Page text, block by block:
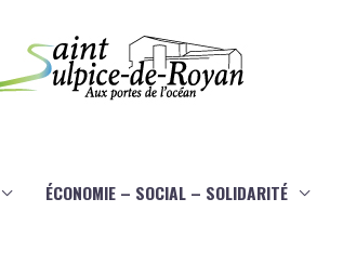
ÉCONOMIE – SOCIAL – SOLIDARITÉ